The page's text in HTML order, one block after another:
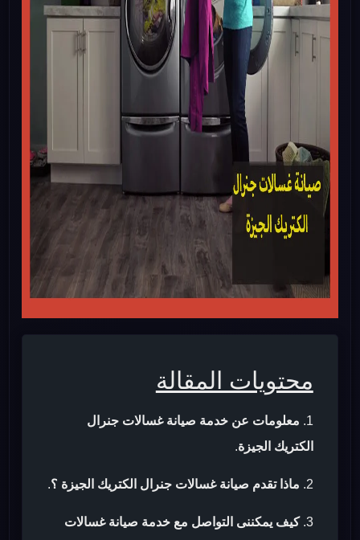
محتويات المقالة
معلومات عن خدمة صيانة غسالات جنرال
الكتريك الجيزة.
ماذا تقدم صيانة غسالات جنرال الكتريك الجيزة ؟.
كيف يمكننى التواصل مع خدمة صيانة غسالات